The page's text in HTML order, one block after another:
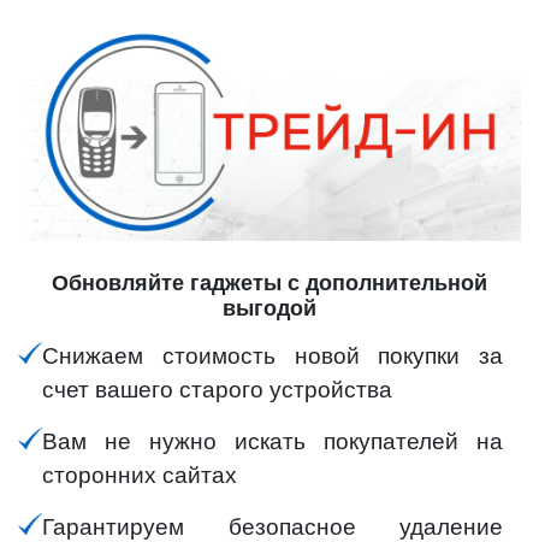
Обновляйте гаджеты с дополнительной
выгодой
Снижаем стоимость новой покупки за
счет вашего старого устройства
Вам не нужно искать покупателей на
сторонних сайтах
Гарантируем безопасное удаление